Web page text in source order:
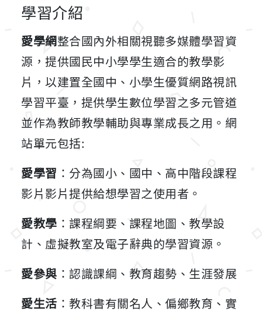
學習介紹
愛學網整合國內外相關視聽多媒體學習資
源，提供國民中小學學生適合的教學影
片，以建置全國中、小學生優質網路視訊
學習平臺，提供學生數位學習之多元管道
並作為教師教學輔助與專業成長之用。網
站單元包括:
愛學習 ：分為國小、國中、高中階段課程
影片影片提供給想學習之使用者。
愛教學 ：課程綱要、課程地圖、教學設
計、虛擬教室及電子辭典的學習資源。
愛參與 ：認識課綱、教育趨勢、生涯發展
愛生活 ：教科書有關名人、偏鄉教育、實